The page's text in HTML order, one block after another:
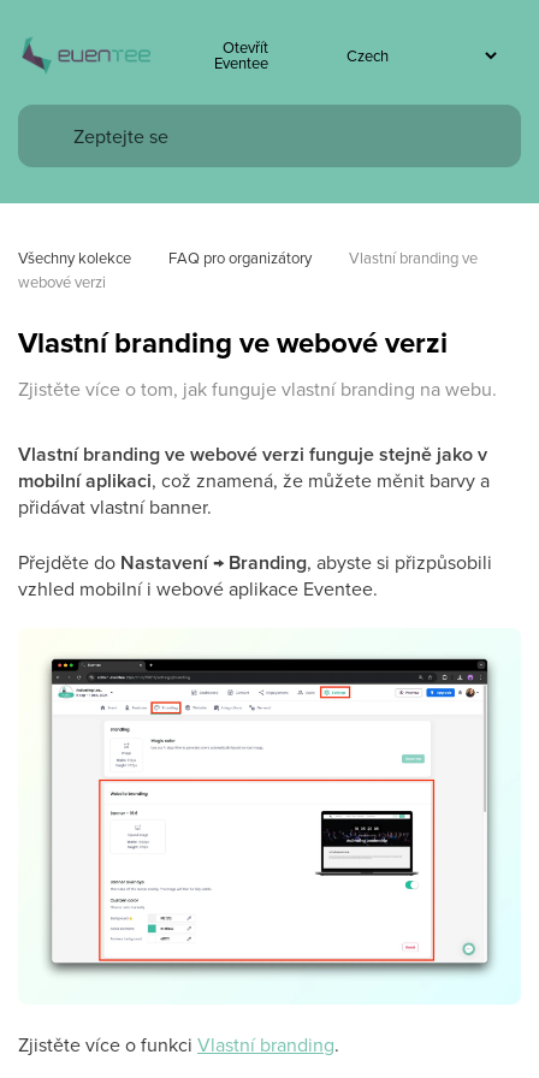
Otevřít
Eventee
Všechny kolekce FAQ pro organizátory
Vlastní branding ve
webové verzi
Vlastní branding ve webové verzi
Zjistěte více o tom, jak funguje vlastní branding na webu.
Vlastní branding ve webové verzi funguje stejně jako v
mobilní aplikaci, což znamená, že můžete měnit barvy a
přidávat vlastní banner.
Přejděte do Nastavení → Branding, abyste si přizpůsobili
vzhled mobilní i webové aplikace Eventee.
Zjistěte více o funkci Vlastní branding.